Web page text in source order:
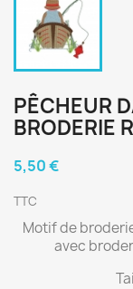
PÊCHEUR
BRODERIE
5,50 €
TTC
Motif de
avec